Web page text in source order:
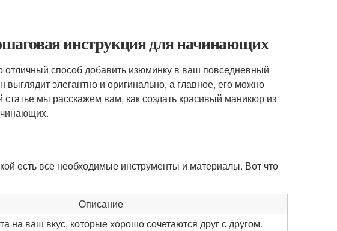
инструкция для начинающих
способ добавить изюминку в ваш повседневный
выглядит элегантно и оригинально, а главное, его можно
мы расскажем вам, как создать красивый маникюр из
есть все необходимые инструменты и материалы. Вот что
Описание
на ваш вкус, которые хорошо сочетаются друг с другом.